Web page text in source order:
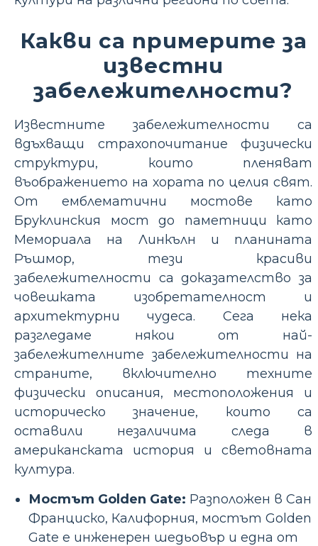
Какви са примерите за
известни
забележителности?
Известните забележителности са
вдъхващи страхопочитание физически
структури, които пленяват
въображението на хората по целия свят.
От емблематични мостове като
Бруклинския мост до паметници като
Мемориала на Линкълн и планината
Ръшмор, тези красиви
забележителности са доказателство за
човешката изобретателност и
архитектурни чудеса. Сега нека
разгледаме някои от най-
забележителните забележителности на
страните, включително техните
физически описания, местоположения и
историческо значение, които са
оставили незаличима следа в
американската история и световната
култура.
Мостът Golden Gate: Разположен в Сан
Франциско, Калифорния, мостът Golden
Gate е инженерен шедьовър и една от